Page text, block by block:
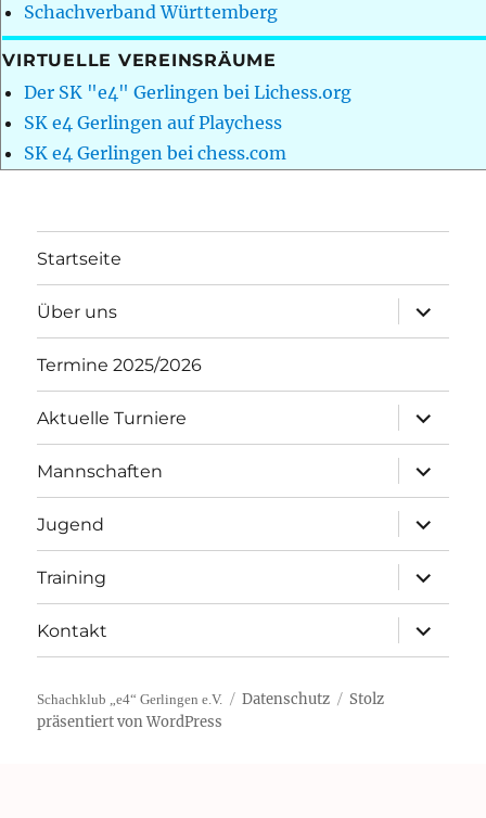
Schachverband Württemberg
VIRTUELLE VEREINSRÄUME
Der SK "e4" Gerlingen bei Lichess.org
SK e4 Gerlingen auf Playchess
SK e4 Gerlingen bei chess.com
Startseite
Über uns
öffnen
Termine 2025/2026
Aktuelle Turniere
öffnen
Mannschaften
öffnen
Jugend
öffnen
Training
öffnen
Kontakt
öffnen
Schachklub „e4“ Gerlingen e.V. Datenschutz
Stolz
präsentiert von WordPress